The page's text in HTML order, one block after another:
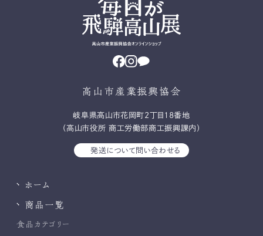
高山市産業振興協会
岐⾩県⾼⼭市花岡町2丁⽬18番地
（高山市役所 商工労働部商工振興課内）
発送について問い合わせる
ホーム
商品一覧
食品カテゴリー